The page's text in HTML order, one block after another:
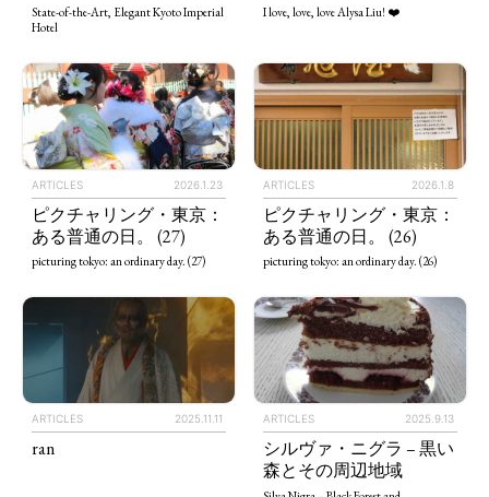
State-of-the-Art, Elegant Kyoto Imperial
Hotel
I love, love, love Alysa Liu! ❤️
ARTICLES 2026.1.23
ピクチャリング・東京：
ある普通の日。 (27)
picturing tokyo: an ordinary day. (27)
ARTICLES 2026.1.8
ピクチャリング・東京：
ある普通の日。 (26)
picturing tokyo: an ordinary day. (26)
ARTICLES 2025.11.11
ran
ARTICLES 2025.9.13
シルヴァ・ニグラ – 黒い
森とその周辺地域